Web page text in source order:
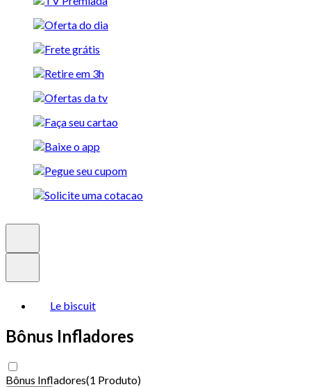
Le biscuit
Bônus Infladores
Bônus Infladores(1 Produto)